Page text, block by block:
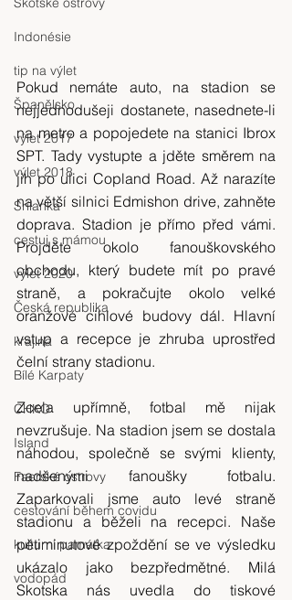
Indonésie
tip na výlet
Španělsko
výlet 2017
výlet 2018
Srílanka
cestuj s mámou
výlet 2020
Česká republika
krajina
Bílé Karpaty
CHKO
Island
Faerské ostrovy
cestování během covidu
kulturní památka
vodopád
Pokud nemáte auto, na stadion se
nejjednodušeji dostanete, nasednete-li
na metro a popojedete na stanici Ibrox
SPT. Tady vystupte a jděte směrem na
jih po ulici Copland Road. Až narazíte
na větší silnici Edmishon drive, zahněte
doprava. Stadion je přímo před vámi.
Projděte okolo fanouškovského
obchodu, který budete mít po pravé
straně, a pokračujte okolo velké
oranžové cihlové budovy dál. Hlavní
vstup a recepce je zhruba uprostřed
čelní strany stadionu.
Zcela upřímně, fotbal mě nijak
nevzrušuje. Na stadion jsem se dostala
náhodou, společně se svými klienty,
nadšenými fanoušky fotbalu.
Zaparkovali jsme auto levé straně
stadionu a běželi na recepci. Naše
pětiminutové zpoždění se ve výsledku
ukázalo jako bezpředmětné. Milá
Skotska nás uvedla do tiskové